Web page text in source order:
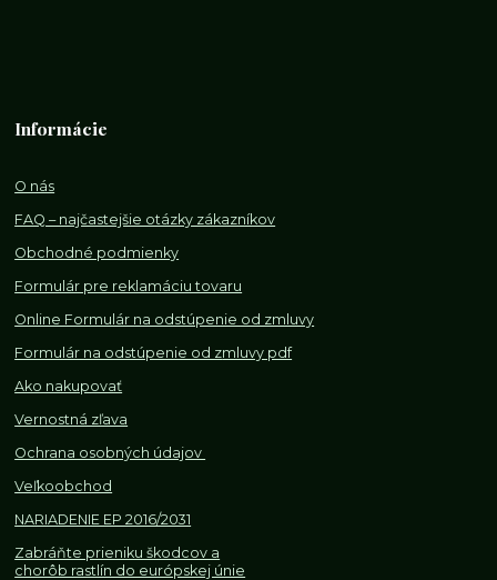
Informácie
O nás
FAQ – najčastejšie otázky zákazníkov
Obchodné podmienky
Formulár pre reklamáciu tovaru
Online Formulár na odstúpenie od zmluvy
Formulár na odstúpenie od zmluvy pdf
Ako nakupovať
Vernostná zľava
Ochrana osobných údajov
Veľkoobchod
NARIADENIE EP 2016/2031
Zabráňte prieniku škodcov a
chorôb rastlín do európskej únie